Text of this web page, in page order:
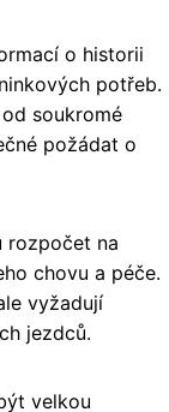
o historii
potřeb.
soukromé
požádat o
rozpočet na
chovu a péče.
vyžadují
jezdců.
velkou